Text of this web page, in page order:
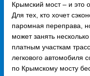
Крымский мост – и это
Для тех, кто хочет
паромная переправа,
может занять
платным участкам
легкового автомобиля
по Крымскому мосту